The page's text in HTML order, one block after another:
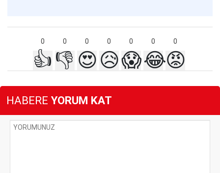
0 0 0 0 0 0 0
👍 👎 😍😥😱😂😡
HABERE YORUM KAT